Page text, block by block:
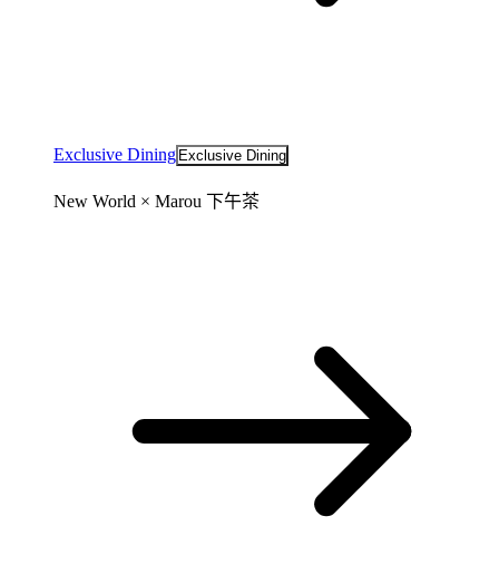
Exclusive Dining Exclusive Dining
New World × Marou 下午茶